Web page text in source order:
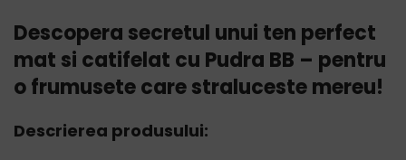
Descopera secretul unui ten perfect
mat si catifelat cu Pudra BB – pentru
o frumusete care straluceste mereu!
Descrierea produsului: